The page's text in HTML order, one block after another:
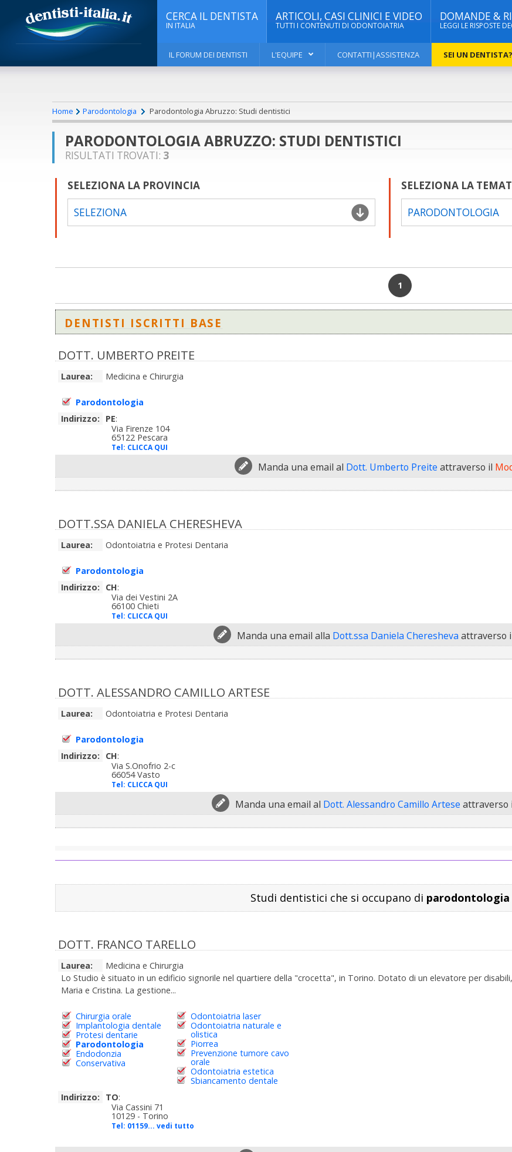
CERCA IL DENTISTA
IN ITALIA
ARTICOLI, CASI CLINICI E VIDEO
TUTTI I CONTENUTI DI ODONTOIATRIA
DOMANDE &
LEGGI LE RISPOSTE
IL FORUM DEI DENTISTI L'EQUIPE CONTATTI|ASSISTENZA SEI UN
Home Parodontologia Parodontologia Abruzzo: Studi dentistici
PARODONTOLOGIA ABRUZZO: STUDI DENTISTICI
RISULTATI TROVATI: 3
SELEZIONA LA PROVINCIA
SELEZIONA
SELEZIONA LA
PARODONTOLOGIA
1
DENTISTI ISCRITTI BASE
DOTT. UMBERTO PREITE
Laurea: Medicina e Chirurgia
Parodontologia
Indirizzo:
PE:
Via Firenze 104
65122 Pescara
Tel: CLICCA QUI
Manda una email al Dott. Umberto Preite attraverso il
DOTT.SSA DANIELA CHERESHEVA
Laurea: Odontoiatria e Protesi Dentaria
Parodontologia
Indirizzo:
CH:
Via dei Vestini 2A
66100 Chieti
Tel: CLICCA QUI
Manda una email alla Dott.ssa Daniela Cheresheva attraverso
DOTT. ALESSANDRO CAMILLO ARTESE
Laurea: Odontoiatria e Protesi Dentaria
Parodontologia
Indirizzo:
CH:
Via S.Onofrio 2-c
66054 Vasto
Tel: CLICCA QUI
Manda una email al Dott. Alessandro Camillo Artese attraverso
Studi dentistici che si occupano di parodontologia
DOTT. FRANCO TARELLO
Laurea:
Medicina e Chirurgia
Lo Studio è situato in un edificio signorile nel quartiere della "crocetta", in Torino. Dotato di un elevatore per
Maria e Cristina. La gestione...
Chirurgia orale
Implantologia dentale
Protesi dentarie
Parodontologia
Endodonzia
Conservativa
Odontoiatria laser
Odontoiatria naturale e
olistica
Piorrea
Prevenzione tumore cavo
orale
Odontoiatria estetica
Sbiancamento dentale
Indirizzo:
TO:
Via Cassini 71
10129 - Torino
Tel: 01159... vedi tutto